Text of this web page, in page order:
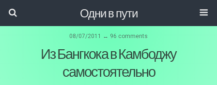
Одни в пути
08/07/2011 ↔ 96 comments
Из Бангкока в Камбоджу
самостоятельно